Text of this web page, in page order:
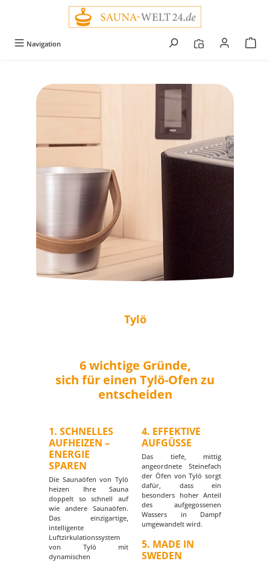
Navigation
Tylö
6 wichtige Gründe,
sich für einen Tylö-Ofen zu
entscheiden
1. SCHNELLES
AUFHEIZEN –
ENERGIE
SPAREN
Die Saunaöfen von Tylö
heizen Ihre Sauna
doppelt so schnell auf
wie andere Saunaöfen.
Das einzigartige,
intelligente
Luftzirkulationssystem
von Tylö mit
dynamischen
4. EFFEKTIVE
AUFGÜSSE
Das tiefe, mittig
angeordnete Steinefach
der Öfen von Tylö sorgt
dafür, dass ein
besonders hoher Anteil
des aufgegossenen
Wassers in Dampf
umgewandelt wird.
5. MADE IN
SWEDEN